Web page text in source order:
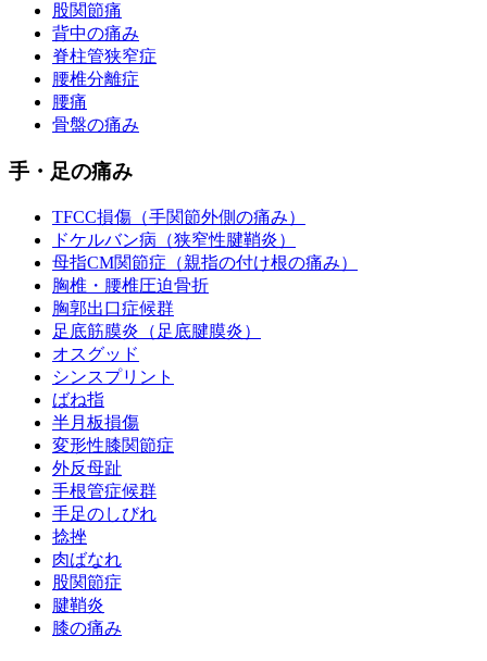
股関節痛
背中の痛み
脊柱管狭窄症
腰椎分離症
腰痛
骨盤の痛み
手・足の痛み
TFCC損傷（手関節外側の痛み）
ドケルバン病（狭窄性腱鞘炎）
母指CM関節症（親指の付け根の痛み）
胸椎・腰椎圧迫骨折
胸郭出口症候群
足底筋膜炎（足底腱膜炎）
オスグッド
シンスプリント
ばね指
半月板損傷
変形性膝関節症
外反母趾
手根管症候群
手足のしびれ
捻挫
肉ばなれ
股関節症
腱鞘炎
膝の痛み